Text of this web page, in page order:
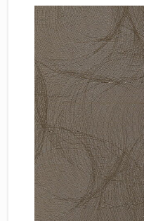
Декоры ЛДСП для мебели
Декоры обоев под мебель